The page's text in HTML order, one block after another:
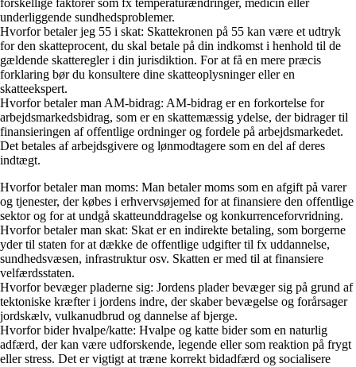
forskellige faktorer som fx temperaturændringer, medicin eller
underliggende sundhedsproblemer.
Hvorfor betaler jeg 55 i skat: Skattekronen på 55 kan være et udtryk
for den skatteprocent, du skal betale på din indkomst i henhold til de
gældende skatteregler i din jurisdiktion. For at få en mere præcis
forklaring bør du konsultere dine skatteoplysninger eller en
skatteekspert.
Hvorfor betaler man AM-bidrag: AM-bidrag er en forkortelse for
arbejdsmarkedsbidrag, som er en skattemæssig ydelse, der bidrager til
finansieringen af offentlige ordninger og fordele på arbejdsmarkedet.
Det betales af arbejdsgivere og lønmodtagere som en del af deres
indtægt.
Hvorfor betaler man moms: Man betaler moms som en afgift på varer
og tjenester, der købes i erhvervsøjemed for at finansiere den offentlige
sektor og for at undgå skatteunddragelse og konkurrenceforvridning.
Hvorfor betaler man skat: Skat er en indirekte betaling, som borgerne
yder til staten for at dække de offentlige udgifter til fx uddannelse,
sundhedsvæsen, infrastruktur osv. Skatten er med til at finansiere
velfærdsstaten.
Hvorfor bevæger pladerne sig: Jordens plader bevæger sig på grund af
tektoniske kræfter i jordens indre, der skaber bevægelse og forårsager
jordskælv, vulkanudbrud og dannelse af bjerge.
Hvorfor bider hvalpe/katte: Hvalpe og katte bider som en naturlig
adfærd, der kan være udforskende, legende eller som reaktion på frygt
eller stress. Det er vigtigt at træne korrekt bidadfærd og socialisere